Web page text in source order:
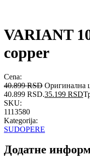
VARIANT
copper
Cena:
40.899RSD Оригинална
40.899 RSD.35.199 RSD
SKU:
1113580
Kategorija:
SUDOPERE
Додатне